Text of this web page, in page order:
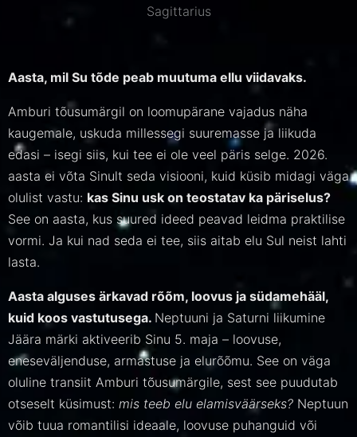
Sagittarius
Aasta, mil Su tõde peab muutuma ellu viidavaks.
Amburi tõusumärgil on loomupärane vajadus näha
kaugemale, uskuda millessegi suuremasse ja liikuda
edasi – isegi siis, kui tee ei ole veel päris selge. 2026.
aasta ei võta Sinult seda visiooni, kuid küsib midagi väga
olulist vastu: kas Sinu usk on teostatav ka päriselus?
See on aasta, kus suured ideed peavad leidma praktilise
vormi. Ja kui nad seda ei tee, siis aitab elu Sul neist lahti
lasta.
Aasta alguses ärkavad rõõm, loovus ja südamehääl,
kuid koos vastutusega. Neptuuni ja Saturni liikumine
Jäära märki aktiveerib Sinu 5. maja – loovuse,
eneseväljenduse, armastuse ja elurõõmu. See on väga
oluline transiit Amburi tõusumärgile, sest see puudutab
otseselt küsimust: mis teeb elu elamisväärseks? Neptuun
võib tuua romantilisi ideaale, loovuse puhanguid või